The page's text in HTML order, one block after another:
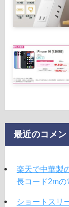
最近のコメン
楽天で中華製
長コード2mの
ショートスリ